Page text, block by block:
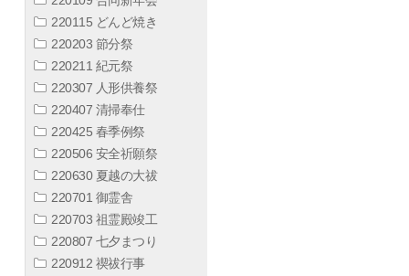
220115 どんど焼き
220203 節分祭
220211 紀元祭
220307 人形供養祭
220407 清掃奉仕
220425 春季例祭
220506 安全祈願祭
220630 夏越の大祓
220701 御霊舎
220703 祖霊殿竣工
220807 七夕まつり
220912 禊祓行事